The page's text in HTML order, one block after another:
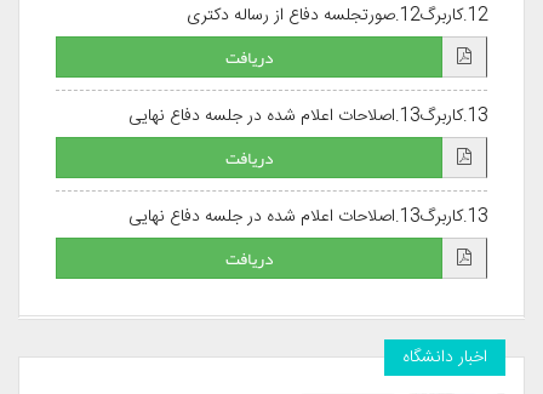
12.کاربرگ12.صورتجلسه دفاع از رساله دکتری
دریافت
13.کاربرگ13.اصلاحات اعلام شده در جلسه دفاع نهایی
دریافت
13.کاربرگ13.اصلاحات اعلام شده در جلسه دفاع نهایی
دریافت
اخبار دانشگاه